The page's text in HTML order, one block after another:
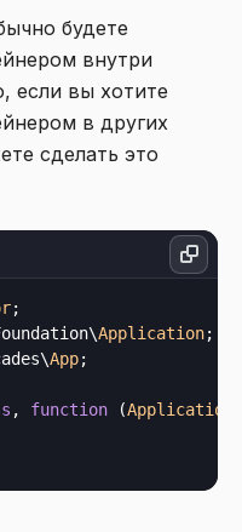
будете
внутри
если вы хотите
в других
сделать это
Application
App;
, function (Application